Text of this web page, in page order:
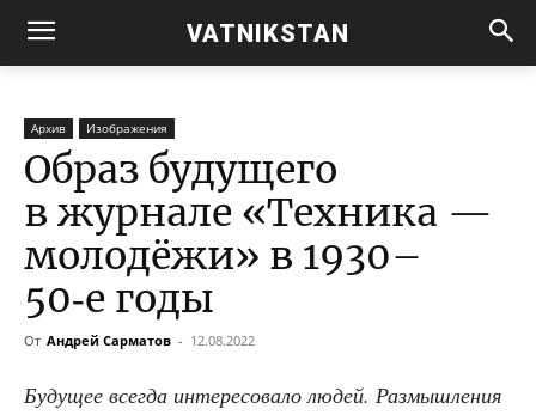
VATNIKSTAN
Архив Изображения
Образ будущего
в журнале «Техника —
молодёжи» в 1930–
50‑е годы
От Андрей Сарматов - 12.08.2022
Буду­щее все­гда инте­ре­со­ва­ло людей. Раз­мыш­ле­ния